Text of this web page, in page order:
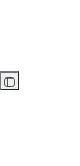
Kursindex öffnen